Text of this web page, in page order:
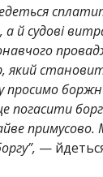
а й судові
який
просимо
погасити
примусово.
—